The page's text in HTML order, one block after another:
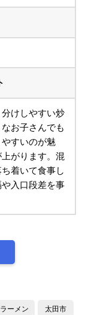
けしやすい炒
お子さんでも
すいのが魅
がります。混
着いて食事し
入口段差を事
ーメン 太田市